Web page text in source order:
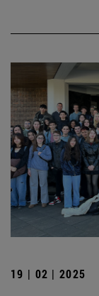
19 | 02 | 2025